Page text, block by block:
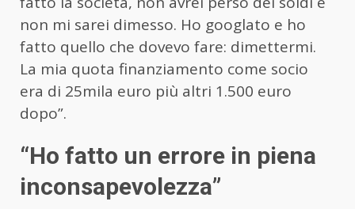
non mi sarei dimesso. Ho googlato e ho
fatto quello che dovevo fare: dimettermi.
La mia quota finanziamento come socio
era di 25mila euro più altri 1.500 euro
dopo”.
“Ho fatto un errore in piena
inconsapevolezza”